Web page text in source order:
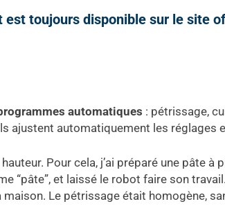
est toujours disponible sur le site
automatiques : pétrissage,
ajustent automatiquement les réglages
Pour cela, j’ai préparé une pâte
“pâte”, et laissé le robot faire son
Le pétrissage était homogène,